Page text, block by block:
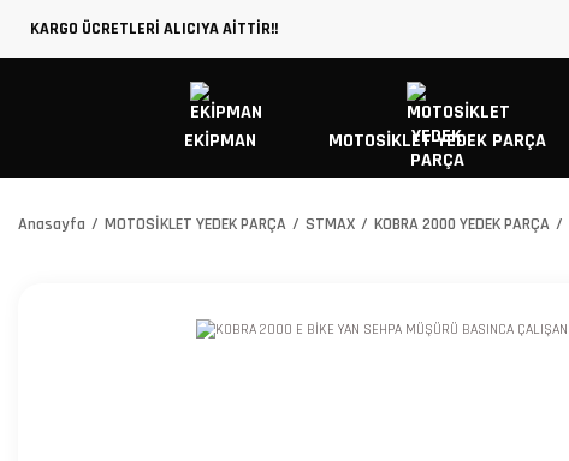
KARGO ÜCRETLERİ ALICIYA AİTTİR!!
EKİPMAN MOTOSİKLET YEDEK PARÇA
Anasayfa MOTOSİKLET YEDEK PARÇA STMAX KOBRA 2000 YEDEK PARÇA